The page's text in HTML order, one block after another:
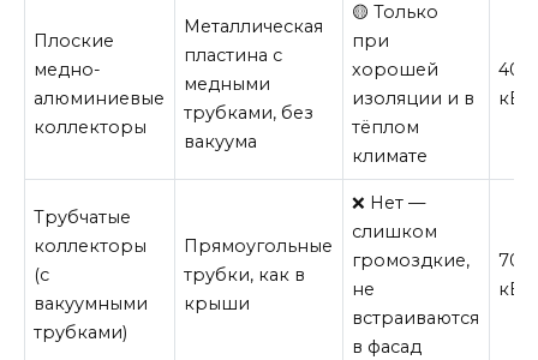
Плоские
медно-
алюминиевые
коллекторы
Металлическая
пластина с
медными
трубками, без
вакуума
🟡 Только
при
хорошей
изоляции и в
тёплом
климате
Трубчатые
коллекторы
(с
вакуумными
трубками)
Прямоугольные
трубки, как в
крыши
❌ Нет —
слишком
громоздкие,
не
встраиваются
в фасад